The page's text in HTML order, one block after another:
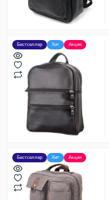
Бестселлер Хит Акция
Бестселлер Хит Акция